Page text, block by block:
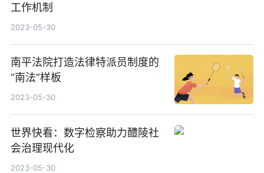
工作机制
2023-05-30
南平法院打造法律特派员制度的
“南法”样板
2023-05-30
世界快看：数字检察助力醴陵社
会治理现代化
2023-05-30